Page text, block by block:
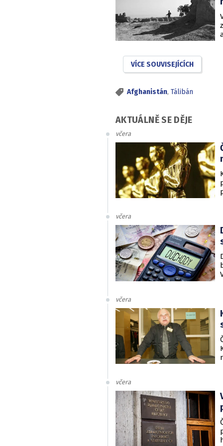
VÍCE SOUVISEJÍCÍCH
Afghanistán, Tálibán
AKTUÁLNĚ SE DĚJE
včera
včera
včera
včera